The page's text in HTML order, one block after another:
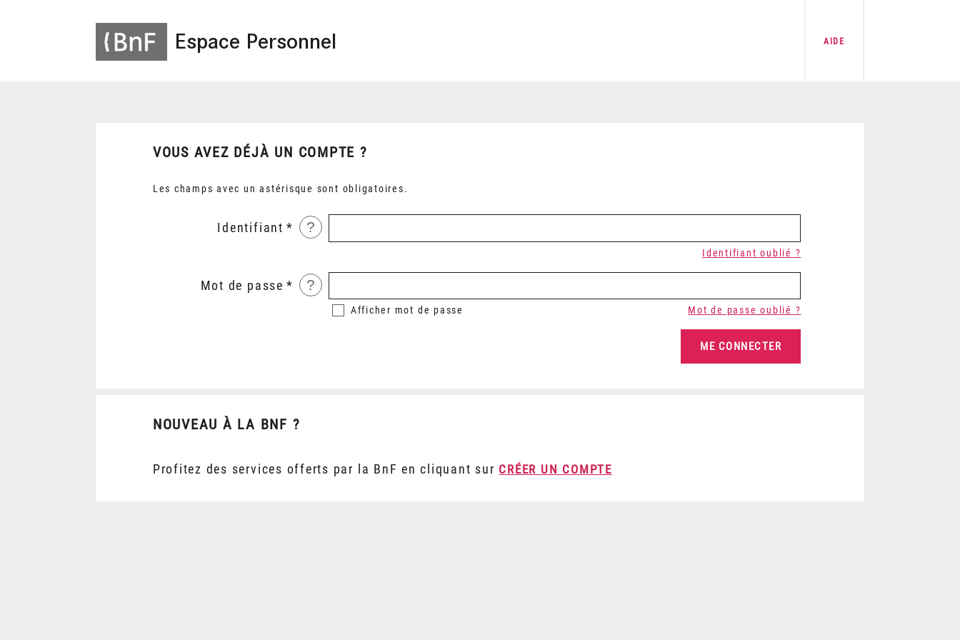
Espace Personnel AIDE
VOUS AVEZ DÉJÀ UN COMPTE ?
Les champs avec un astérisque sont obligatoires.
Identifiant ?
Identifiant oublié ?
Mot de passe ?
Afficher mot de passe Mot de passe oublié ?
NOUVEAU À LA BNF ?
Profitez des services offerts par la BnF en cliquant sur CRÉER UN COMPTE